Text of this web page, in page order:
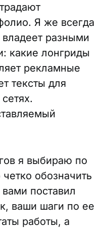
Я же всегда
разными
какие лонгриды
рекламные
тексты для
я выбираю по
обозначить
поставил
ваши шаги по ее
работы, а